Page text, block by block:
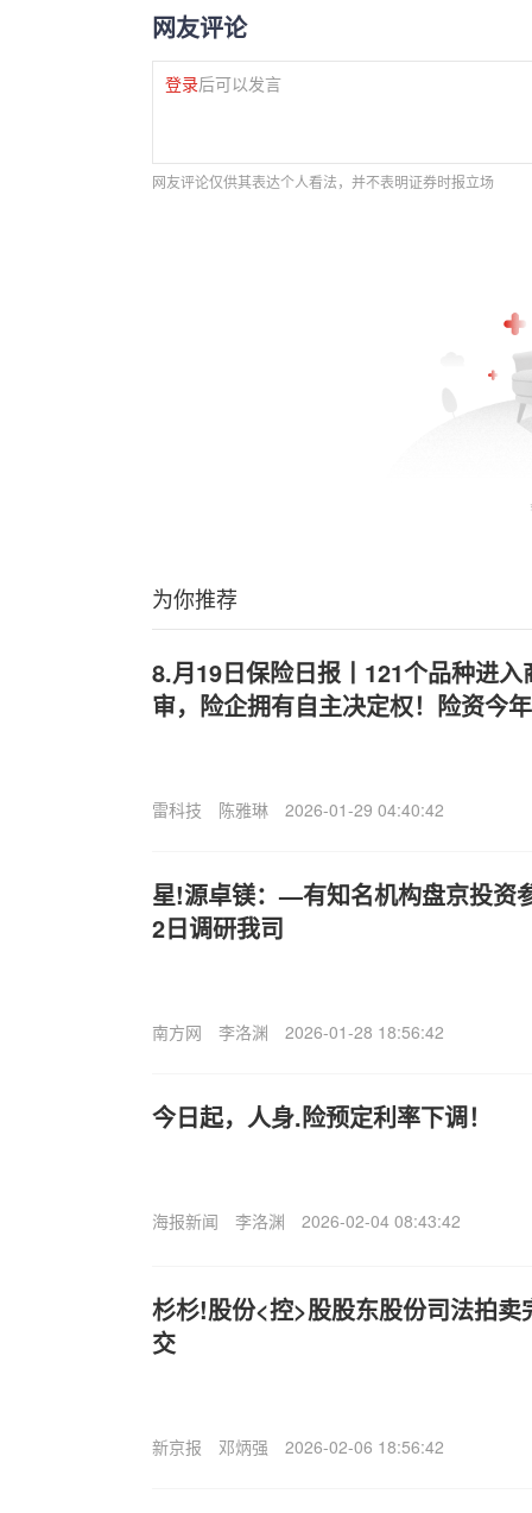
网友评论
登录后可以发言
网友评论仅供其表达个人看法，并不表明证券时报立场
为你推荐
8.月19日保险日报丨121个品种进
审，险企拥有自主决定权！险资今
雷科技 陈雅琳 2026-01-29 04:40:42
星!源卓镁：—有知名机构盘京投资
2日调研我司
南方网 李洛渊 2026-01-28 18:56:42
今日起，人身.险预定利率下调！
海报新闻 李洛渊 2026-02-04 08:43:42
杉杉!股份<控>股股东股份司法拍卖
交
新京报 邓炳强 2026-02-06 18:56:42